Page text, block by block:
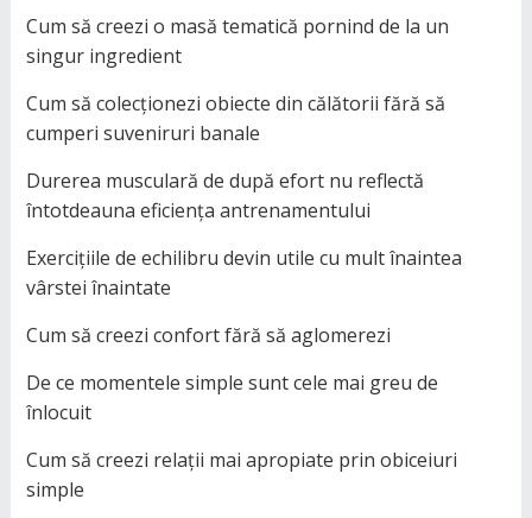
Cum să creezi o masă tematică pornind de la un
singur ingredient
Cum să colecționezi obiecte din călătorii fără să
cumperi suveniruri banale
Durerea musculară de după efort nu reflectă
întotdeauna eficiența antrenamentului
Exercițiile de echilibru devin utile cu mult înaintea
vârstei înaintate
Cum să creezi confort fără să aglomerezi
De ce momentele simple sunt cele mai greu de
înlocuit
Cum să creezi relații mai apropiate prin obiceiuri
simple